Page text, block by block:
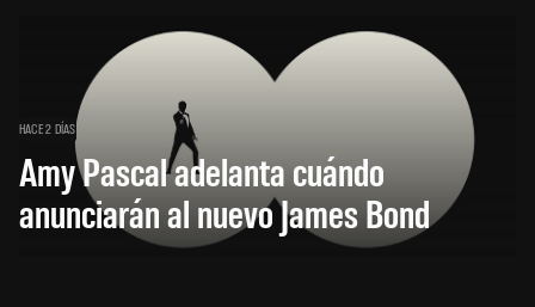
HACE 2 DÍAS
Amy Pascal adelanta cuándo
anunciarán al nuevo James Bond